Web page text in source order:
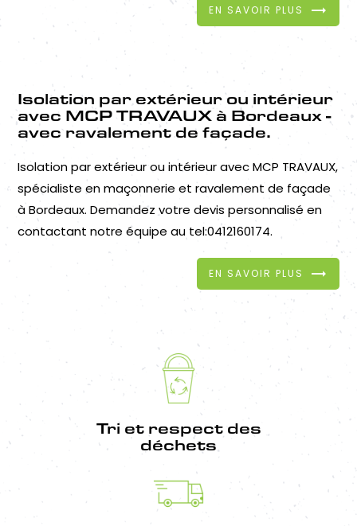
EN SAVOIR PLUS
Isolation par extérieur ou intérieur
avec MCP TRAVAUX à Bordeaux -
avec ravalement de façade.
Isolation par extérieur ou intérieur avec MCP TRAVAUX,
spécialiste en maçonnerie et ravalement de façade
à Bordeaux. Demandez votre devis personnalisé en
contactant notre équipe au tel:0412160174.
EN SAVOIR PLUS
Tri et respect des
déchets